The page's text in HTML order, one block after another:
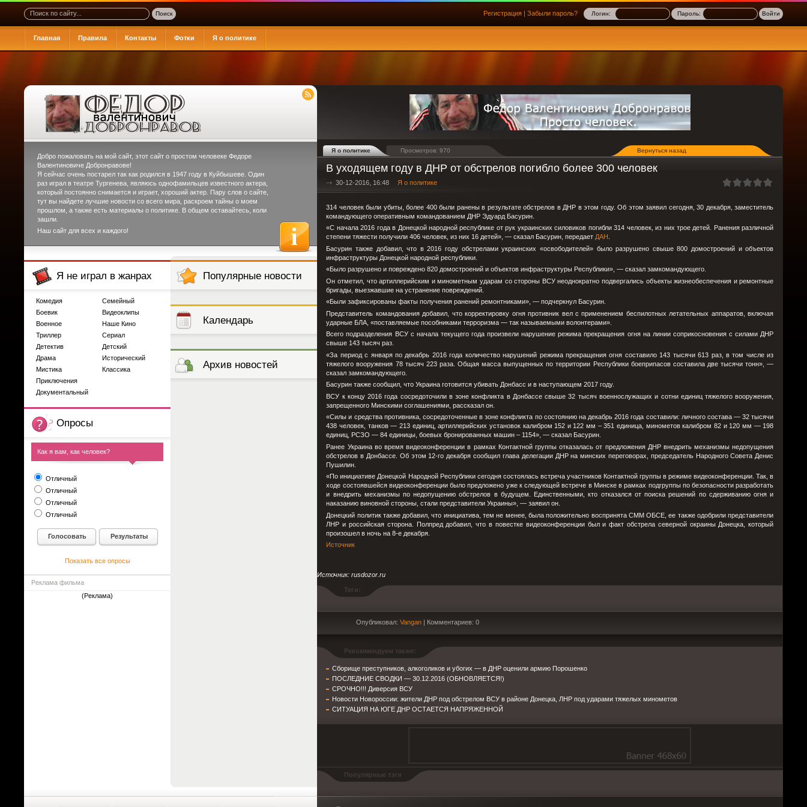
Регистрация| Забыли пароль? Логин: Пароль:
Главная Правила Контакты Фотки Я о политике
Я о политике Просмотров: 970 Вернуться назад
В уходящем году в ДНР от обстрелов погибло более 300 человек
30-12-2016, 16:48 Я о политике
314 человек были убиты, более 400 были ранены в результате обстрелов в ДНР в этом году. Об этом заявил сегодня, 30 декабря, заместитель
командующего оперативным командованием ДНР Эдуард Басурин.
«С начала 2016 года в Донецкой народной республике от рук украинских силовиков погибли 314 человек, из них трое детей. Ранения различной
степени тяжести получили 406 человек, из них 16 детей», — сказал Басурин, передаетДАН .
Басурин также добавил, что в 2016 году обстрелами украинских «освободителей» было разрушено свыше 800 домостроений и объектов
инфраструктуры Донецкой народной республики.
«Было разрушено и повреждено 820 домостроений и объектов инфраструктуры Республики», — сказал замкомандующего.
Он отметил, что артиллерийским и минометным ударам со стороны ВСУ неоднократно подвергались объекты жизнеобеспечения и ремонтные
бригады, выезжавшие на устранение повреждений.
«Были зафиксированы факты получения ранений ремонтниками», — подчеркнул Басурин.
Представитель командования добавил, что корректировку огня противник вел с применением беспилотных летательных аппаратов, включая
ударные БЛА, «поставляемые пособниками терроризма — так называемыми волонтерами».
Всего подразделения ВСУ с начала текущего года произвели нарушение режима прекращения огня на линии соприкосновения с силами ДНР
свыше 143 тысяч раз.
«За период с января по декабрь 2016 года количество нарушений режима прекращения огня составило 143 тысячи 613 раз, в том числе из
тяжелого вооружения 78 тысяч 223 раза. Общая масса выпущенных по территории Республики боеприпасов составила две тысячи тонн», —
сказал замкомандующего.
Басурин также сообщил, что Украина готовится убивать Донбасс и в наступающем 2017 году.
ВСУ к концу 2016 года сосредоточили в зоне конфликта в Донбассе свыше 32 тысяч военнослужащих и сотни единиц тяжелого вооружения,
запрещенного Минскими соглашениями, рассказал он.
«Силы и средства противника, сосредоточенные в зоне конфликта по состоянию на декабрь 2016 года составили: личного состава — 32 тысячи
438 человек, танков — 213 единиц, артиллерийских установок калибром 152 и 122 мм – 351 единица, минометов калибром 82 и 120 мм — 198
единиц, РСЗО — 84 единицы, боевых бронированных машин – 1154», — сказал Басурин.
Ранее Украина во время видеоконференции в рамках Контактной группы отказалась от предложения ДНР внедрить механизмы недопущения
обстрелов в Донбассе. Об этом 12-го декабря сообщил глава делегации ДНР на минских переговорах, председатель Народного Совета Денис
Пушилин.
«По инициативе Донецкой Народной Республики сегодня состоялась встреча участников Контактной группы в режиме видеоконференции. Так, в
ходе состоявшейся видеоконференции было предложено уже к следующей встрече в Минске в рамках подгруппы по безопасности разработать
и внедрить механизмы по недопущению обстрелов в будущем. Единственными, кто отказался от поиска решений по сдерживанию огня и
наказанию виновной стороны, стали представители Украины», — заявил он.
Донецкий политик также добавил, что инициатива, тем не менее, была положительно воспринята СММ ОБСЕ, ее также одобрили представители
ЛНР и российская сторона. Полпред добавил, что в повестке видеоконференции был и факт обстрела северной окраины Донецка, который
произошел в ночь на 8-е декабря.
Источник
Источник: rusdozor.ru
Теги:
Опубликовал:Vangan | Комментариев: 0
Рекоммендуем также:
Сборище преступников, алкоголиков и убогих — в ДНР оценили армию Порошенко
ПОСЛЕДНИЕ СВОДКИ — 30.12.2016 (ОБНОВЛЯЕТСЯ!)
СРОЧНО!!! Диверсия ВСУ
Новости Новороссии: жители ДНР под обстрелом ВСУ в районе Донецка, ЛНР под ударами тяжелых минометов
СИТУАЦИЯ НА ЮГЕ ДНР ОСТАЕТСЯ НАПРЯЖЕННОЙ
Популярные тэги
Добро пожаловать на мой сайт, этот сайт о простом человекеФедоре
Валентиновиче Добронравове!
Я сейчас очень постарел так как родился в 1947 году в Куйбышеве. Один
раз играл в театре Тургенева, являюсь однофамильцев известного актера,
который постоянно снимается и играет, хороший актер. Пару слов о сайте,
тут вы найдете лучшие новости со всего мира, раскроем тайны о моем
прошлом, а также есть материалы о политике. В общем оставайтесь, коли
зашли.
Наш сайт для всех и каждого!
Я не играл в жанрах
Комедия
Боевик
Военное
Триллер
Детектив
Драма
Мистика
Приключения
Документальный
Семейный
Видеоклипы
Наше Кино
Сериал
Детский
Исторический
Классика
Опросы
Как я вам, как человек?
Отличный
Отличный
Отличный
Отличный
Показать все опросы
Реклама фильма
(Реклама)
Популярные новости
Календарь
выступлений
Архив новостей